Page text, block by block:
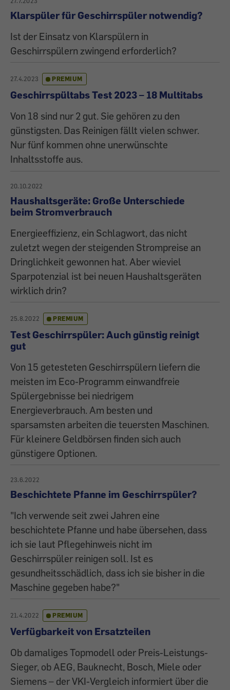
Klarspüler für Geschirrspüler notwendig?
Ist der Einsatz von Klarspülern in
Geschirrspülern zwingend erforderlich?
27.4.2023 PREMIUM
Geschirrspültabs Test 2023 – 18 Multitabs
Von 18 sind nur 2 gut. Sie gehören zu den
günstigsten. Das Reinigen fällt vielen schwer.
Nur fünf kommen ohne unerwünschte
Inhaltsstoffe aus.
20.10.2022
Haushaltsgeräte: Große Unterschiede
beim Stromverbrauch
Energieeffizienz, ein Schlagwort, das nicht
zuletzt wegen der steigenden Strompreise an
Dringlichkeit gewonnen hat. Aber wieviel
Sparpotenzial ist bei neuen Haushaltsgeräten
wirklich drin?
25.8.2022 PREMIUM
Test Geschirrspüler: Auch günstig reinigt
gut
Von 15 getesteten Geschirrspülern liefern die
meisten im Eco-Programm einwandfreie
Spülergebnisse bei niedrigem
Energieverbrauch. Am besten und
sparsamsten arbeiten die teuersten Maschinen.
Für kleinere Geldbörsen finden sich auch
günstigere Optionen.
23.6.2022
Beschichtete Pfanne im Geschirrspüler?
"Ich verwende seit zwei Jahren eine
beschichtete Pfanne und habe übersehen, dass
ich sie laut Pflegehinweis nicht im
Geschirrspüler reinigen soll. Ist es
gesundheitsschädlich, dass ich sie bisher in die
Maschine gegeben habe?"
21.4.2022 PREMIUM
Verfügbarkeit von Ersatzteilen
Ob damaliges Topmodell oder Preis-Leistungs-
Sieger, ob AEG, Bauknecht, Bosch, Miele oder
Siemens – der VKI-Vergleich informiert über die